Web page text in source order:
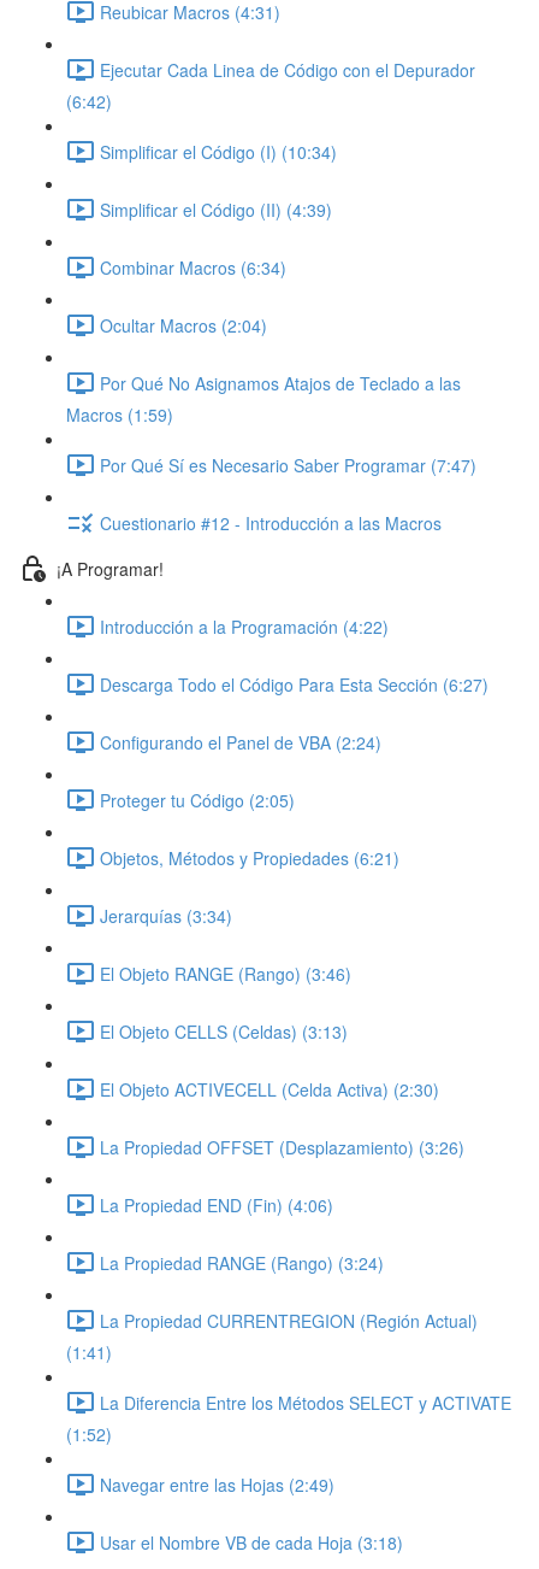
Reubicar Macros (4:31)
Ejecutar Cada Linea de Código con el Depurador
(6:42)
Simplificar el Código (I) (10:34)
Simplificar el Código (II) (4:39)
Combinar Macros (6:34)
Ocultar Macros (2:04)
Por Qué No Asignamos Atajos de Teclado a las
Macros (1:59)
Por Qué Sí es Necesario Saber Programar (7:47)
Cuestionario #12 - Introducción a las Macros
¡A Programar!
Introducción a la Programación (4:22)
Descarga Todo el Código Para Esta Sección (6:27)
Configurando el Panel de VBA (2:24)
Proteger tu Código (2:05)
Objetos, Métodos y Propiedades (6:21)
Jerarquías (3:34)
El Objeto RANGE (Rango) (3:46)
El Objeto CELLS (Celdas) (3:13)
El Objeto ACTIVECELL (Celda Activa) (2:30)
La Propiedad OFFSET (Desplazamiento) (3:26)
La Propiedad END (Fin) (4:06)
La Propiedad RANGE (Rango) (3:24)
La Propiedad CURRENTREGION (Región Actual)
(1:41)
La Diferencia Entre los Métodos SELECT y ACTIVATE
(1:52)
Navegar entre las Hojas (2:49)
Usar el Nombre VB de cada Hoja (3:18)